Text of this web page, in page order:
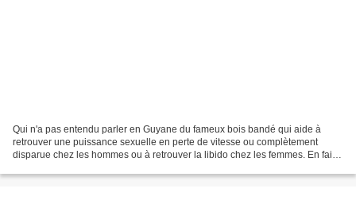
Qui n'a pas entendu parler en Guyane du fameux bois bandé qui aide à
retrouver une puissance sexuelle en perte de vitesse ou complètement
disparue chez les hommes ou à retrouver la libido chez les femmes. En fait,